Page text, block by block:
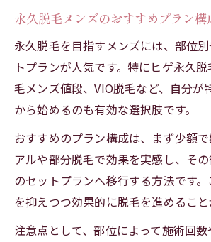
永久脱毛メンズのおすすめプラン構
永久脱毛を目指すメンズには、部位
トプランが人気です。特にヒゲ永久
毛メンズ値段、VIO脱毛など、自分が
から始めるのも有効な選択肢です。
おすすめのプラン構成は、まず少額
アルや部分脱毛で効果を実感し、そ
のセットプランへ移行する方法です
を抑えつつ効果的に脱毛を進めること
注意点として、部位によって施術回